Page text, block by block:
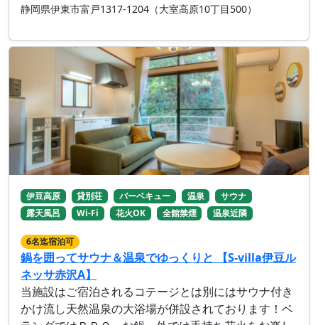
静岡県伊東市富戸1317-1204（大室高原10丁目500）
伊豆高原 貸別荘 バーベキュー 温泉
サウナ
露天風呂
Wi-Fi 花火OK 全館禁煙 温泉近隣
6名迄宿泊可
鍋を囲ってサウナ＆温泉でゆっくりと 【S-villa伊豆ル
ネッサ赤沢A】
当施設はご宿泊されるコテージとは別にはサウナ付き
かけ流し天然温泉の大浴場が併設されております！ベ